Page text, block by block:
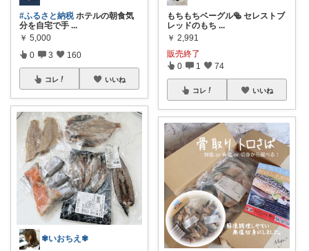
#ふるさと納税ホテルの朝食気
分を自宅で手 ...
￥ 5,000
0 3 160
コレ いいね
✾いおちえ✾
もちもちベーグル🥯 セレストブ
レッドのもち ...
￥ 2,991
販売終了
0 1 74
コレ いいね